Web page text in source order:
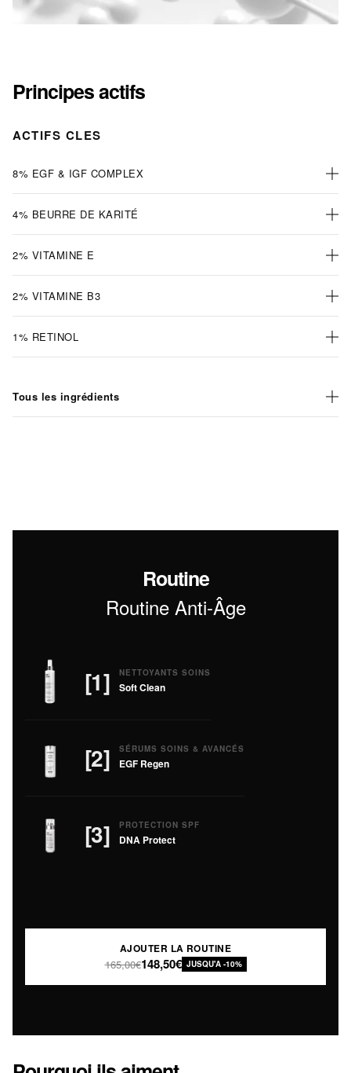
Principes actifs
ACTIFS CLES
8% EGF & IGF COMPLEX
4% BEURRE DE KARITÉ
2% VITAMINE E
2% VITAMINE B3
1% RETINOL
Tous les ingrédients
Routine
Routine Anti-Âge
[1] NETTOYANTS SOINS
Soft Clean
[2] SÉRUMS SOINS & AVANCÉS
EGF Regen
[3] PROTECTION SPF
DNA Protect
AJOUTER LA ROUTINE
165,00€148,50€ JUSQU'A -10%